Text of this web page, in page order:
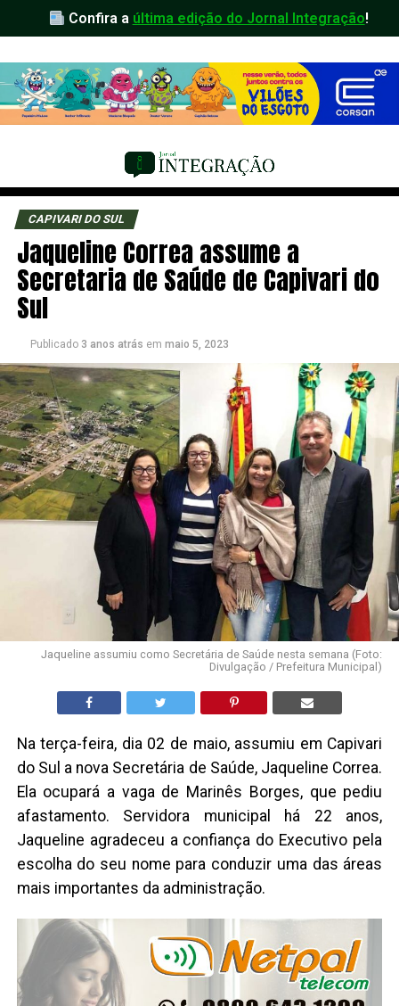
Confira a última edição do Jornal Integração!
CAPIVARI DO SUL
Jaqueline Correa assume a
Secretaria de Saúde de Capivari do
Sul
Publicado 3 anos atrás em maio 5, 2023
Jaqueline assumiu como Secretária de Saúde nesta semana (Foto:
Divulgação / Prefeitura Municipal)
Na terça-feira, dia 02 de maio, assumiu em Capivari
do Sul a nova Secretária de Saúde, Jaqueline Correa.
Ela ocupará a vaga de Marinês Borges, que pediu
afastamento. Servidora municipal há 22 anos,
Jaqueline agradeceu a confiança do Executivo pela
escolha do seu nome para conduzir uma das áreas
mais importantes da administração.